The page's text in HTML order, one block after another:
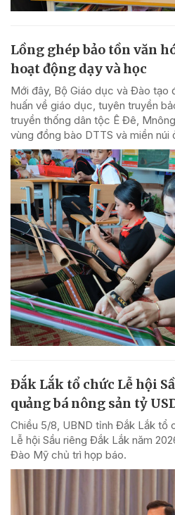
Lồng ghép bảo tồn văn
hoạt động dạy và học
Mới đây, Bộ Giáo dục và Đào tạo
huấn về giáo dục, tuyên truyền
truyền thống dân tộc Ê Đê,
vùng đồng bào DTTS và miền núi
Đắk Lắk tổ chức Lễ hội
quảng bá nông sản tỷ
Chiều 5/8, UBND tỉnh Đắk Lắk tổ
Lễ hội Sầu riêng Đắk Lắk năm
Đào Mỹ chủ trì họp báo.